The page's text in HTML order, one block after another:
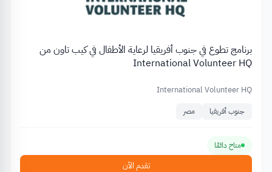
برنامج تطوع في جنوب أفريقيا لرعاية الأطفال في كيب تاون من
International Volunteer HQ
International Volunteer HQ
جنوب أفريقيا مصر
متاح دائمًا
تقدم الآن